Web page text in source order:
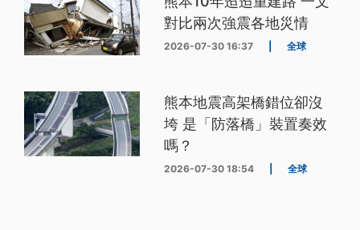
對比兩次強震各地災情
2026-07-30 16:37 全球
熊本地震高架橋錯位卻沒
垮 是「防落橋」裝置奏效
嗎？
2026-07-30 18:54 全球